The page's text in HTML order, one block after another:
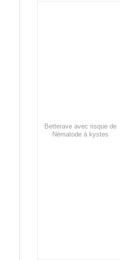
Betterave avec risque de
Nématode à kystes